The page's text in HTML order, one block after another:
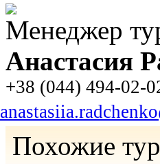
Менеджер
Анастасия
+38 (044) 494-02-
Похожие